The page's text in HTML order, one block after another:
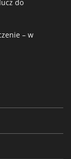
do
– w